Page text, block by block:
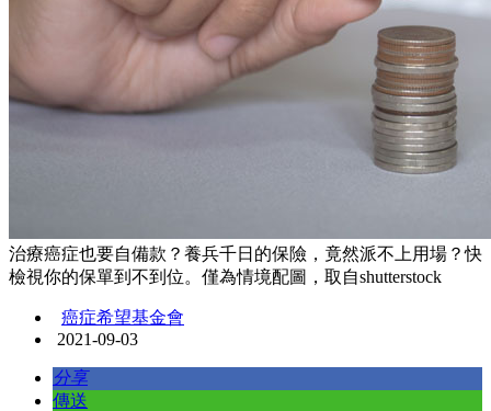
治療癌症也要自備款？養兵千日的保險，竟然派不上用場？快
檢視你的保單到不到位。僅為情境配圖，取自shutterstock
癌症希望基金會
2021-09-03
分享
傳送